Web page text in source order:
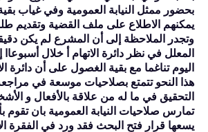
بحضور ممثل النيابة العمومية وفي غياب
يمكنهم الاطلاع على ملف القضية وتقديم
وتجدر الملاحظة إلى أن المشرع لم يكن
المعلل في نظر دائرة الاتهام أ خلال
اليوم تناغما مع بقية الغصول على أن دائرة
هذا النحو تتمتع بصلاحيات موسعة في
التحقيق في ما له من علاقة بالأفعال و
تمارس صلاحيات النيابة العمومية بان تقوم
يسعها قرار فتح البحث فقد ورد في الفقرة